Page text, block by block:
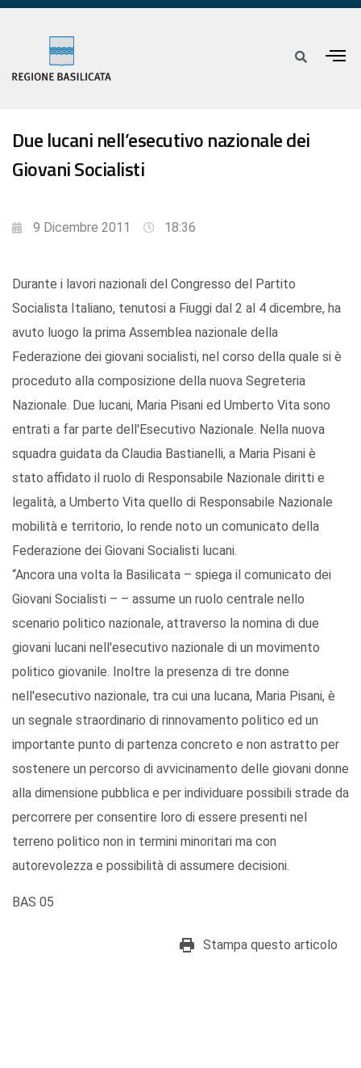
Due lucani nell’esecutivo nazionale dei
Giovani Socialisti
9 Dicembre 2011 18:36
Durante i lavori nazionali del Congresso del Partito
Socialista Italiano, tenutosi a Fiuggi dal 2 al 4 dicembre, ha
avuto luogo la prima Assemblea nazionale della
Federazione dei giovani socialisti, nel corso della quale si è
proceduto alla composizione della nuova Segreteria
Nazionale. Due lucani, Maria Pisani ed Umberto Vita sono
entrati a far parte dell'Esecutivo Nazionale. Nella nuova
squadra guidata da Claudia Bastianelli, a Maria Pisani è
stato affidato il ruolo di Responsabile Nazionale diritti e
legalità, a Umberto Vita quello di Responsabile Nazionale
mobilità e territorio, lo rende noto un comunicato della
Federazione dei Giovani Socialisti lucani.
“Ancora una volta la Basilicata – spiega il comunicato dei
Giovani Socialisti – – assume un ruolo centrale nello
scenario politico nazionale, attraverso la nomina di due
giovani lucani nell'esecutivo nazionale di un movimento
politico giovanile. Inoltre la presenza di tre donne
nell'esecutivo nazionale, tra cui una lucana, Maria Pisani, è
un segnale straordinario di rinnovamento politico ed un
importante punto di partenza concreto e non astratto per
sostenere un percorso di avvicinamento delle giovani donne
alla dimensione pubblica e per individuare possibili strade da
percorrere per consentire loro di essere presenti nel
terreno politico non in termini minoritari ma con
autorevolezza e possibilità di assumere decisioni.
BAS 05
Stampa questo articolo